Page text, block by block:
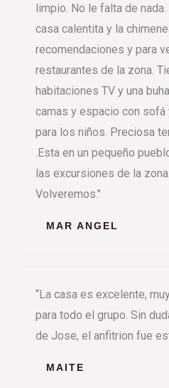
a
d
o
o
e
5
limpio. No le falta de
casa calentita y la
recomendaciones y para
restaurantes de la zona.
habitaciones TV y una
camas y espacio con sofá
para los niños. Preciosa
.Esta en un pequeño
las excursiones de la
Volveremos."
MAR ANGEL
“La casa es excelente,
para todo el grupo. Sin
de Jose, el anfitrion fue
MAITE